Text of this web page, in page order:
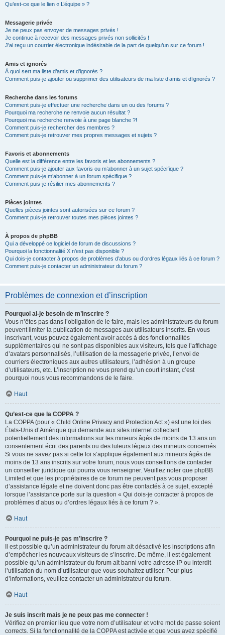
Qu’est-ce que le lien « L’équipe » ?
Messagerie privée
Je ne peux pas envoyer de messages privés !
Je continue à recevoir des messages privés non sollicités !
J’ai reçu un courrier électronique indésirable de la part de quelqu’un sur ce forum !
Amis et ignorés
À quoi sert ma liste d’amis et d’ignorés ?
Comment puis-je ajouter ou supprimer des utilisateurs de ma liste d’amis et d’ignorés ?
Recherche dans les forums
Comment puis-je effectuer une recherche dans un ou des forums ?
Pourquoi ma recherche ne renvoie aucun résultat ?
Pourquoi ma recherche renvoie à une page blanche ?!
Comment puis-je rechercher des membres ?
Comment puis-je retrouver mes propres messages et sujets ?
Favoris et abonnements
Quelle est la différence entre les favoris et les abonnements ?
Comment puis-je ajouter aux favoris ou m’abonner à un sujet spécifique ?
Comment puis-je m’abonner à un forum spécifique ?
Comment puis-je résilier mes abonnements ?
Pièces jointes
Quelles pièces jointes sont autorisées sur ce forum ?
Comment puis-je retrouver toutes mes pièces jointes ?
À propos de phpBB
Qui a développé ce logiciel de forum de discussions ?
Pourquoi la fonctionnalité X n’est pas disponible ?
Qui dois-je contacter à propos de problèmes d’abus ou d’ordres légaux liés à ce forum ?
Comment puis-je contacter un administrateur du forum ?
Problèmes de connexion et d’inscription
Pourquoi ai-je besoin de m’inscrire ?
Vous n’êtes pas dans l’obligation de le faire, mais les administrateurs du forum
peuvent limiter la publication de messages aux utilisateurs inscrits. En vous
inscrivant, vous pouvez également avoir accès à des fonctionnalités
supplémentaires qui ne sont pas disponibles aux visiteurs, tels que l’affichage
d’avatars personnalisés, l’utilisation de la messagerie privée, l’envoi de
courriers électroniques aux autres utilisateurs, l’adhésion à un groupe
d’utilisateurs, etc. L’inscription ne vous prend qu’un court instant, c’est
pourquoi nous vous recommandons de le faire.
Haut
Qu’est-ce que la COPPA ?
La COPPA (pour « Child Online Privacy and Protection Act ») est une loi des
États-Unis d’Amérique qui demande aux sites internet collectant
potentiellement des informations sur les mineurs âgés de moins de 13 ans un
consentement écrit des parents ou des tuteurs légaux des mineurs concernés.
Si vous ne savez pas si cette loi s’applique également aux mineurs âgés de
moins de 13 ans inscrits sur votre forum, nous vous conseillons de contacter
un conseiller juridique qui pourra vous renseigner. Veuillez noter que phpBB
Limited et que les propriétaires de ce forum ne peuvent pas vous proposer
d’assistance légale et ne doivent donc pas être contactés à ce sujet, excepté
lorsque l’assistance porte sur la question « Qui dois-je contacter à propos de
problèmes d’abus ou d’ordres légaux liés à ce forum ? ».
Haut
Pourquoi ne puis-je pas m’inscrire ?
Il est possible qu’un administrateur du forum ait désactivé les inscriptions afin
d’empêcher les nouveaux visiteurs de s’inscrire. De même, il est également
possible qu’un administrateur du forum ait banni votre adresse IP ou interdit
l’utilisation du nom d’utilisateur que vous souhaitez utiliser. Pour plus
d’informations, veuillez contacter un administrateur du forum.
Haut
Je suis inscrit mais je ne peux pas me connecter !
Vérifiez en premier lieu que votre nom d’utilisateur et votre mot de passe soient
corrects. Si la fonctionnalité de la COPPA est activée et que vous avez spécifié